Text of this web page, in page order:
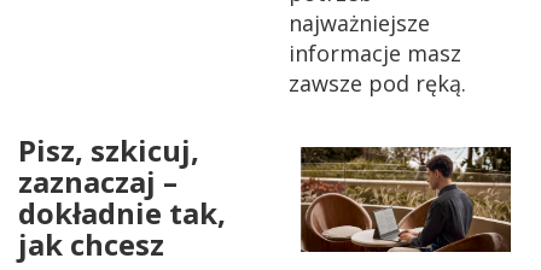
najważniejsze
informacje masz
zawsze pod ręką.
Pisz, szkicuj,
zaznaczaj –
dokładnie tak,
jak chcesz